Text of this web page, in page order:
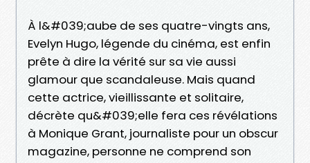
À l&#039;aube de ses quatre-vingts ans,
Evelyn Hugo, légende du cinéma, est enfin
prête à dire la vérité sur sa vie aussi
glamour que scandaleuse. Mais quand
cette actrice, vieillissante et solitaire,
décrète qu&#039;elle fera ces révélations
à Monique Grant, journaliste pour un obscur
magazine, personne ne comprend son